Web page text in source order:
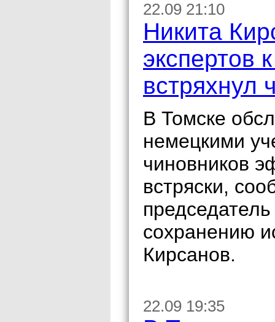
22.09 21:10
Никита
экспертов
встряхнул
В Томске
немецкими
чиновников
встряски,
сохранению
Кирсанов.
22.09 19:35